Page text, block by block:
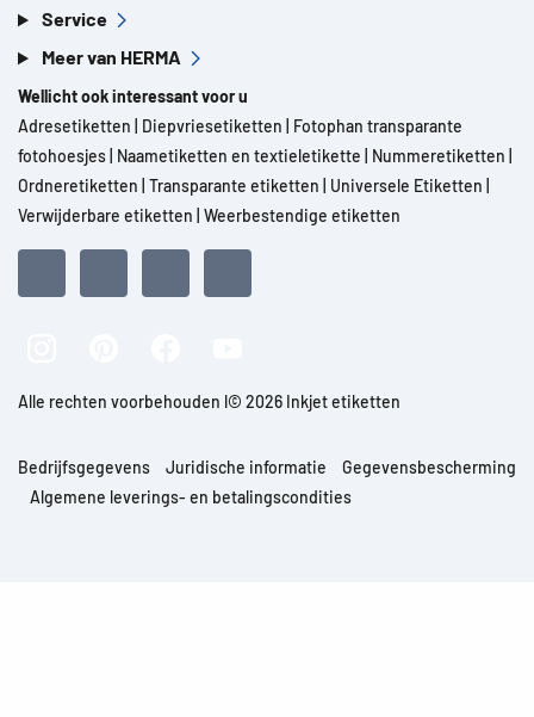
Service
Meer van HERMA
Wellicht ook interessant voor u
Adresetiketten
Diepvriesetiketten
Fotophan transparante
fotohoesjes Naametiketten en textieletikette Nummeretiketten
Ordneretiketten Transparante etiketten Universele Etiketten
Verwijderbare etiketten Weerbestendige etiketten
Alle rechten voorbehouden l© 2026 Inkjet etiketten
Bedrijfsgegevens Juridische informatie
Gegevensbescherming
Algemene leverings- en betalingscondities